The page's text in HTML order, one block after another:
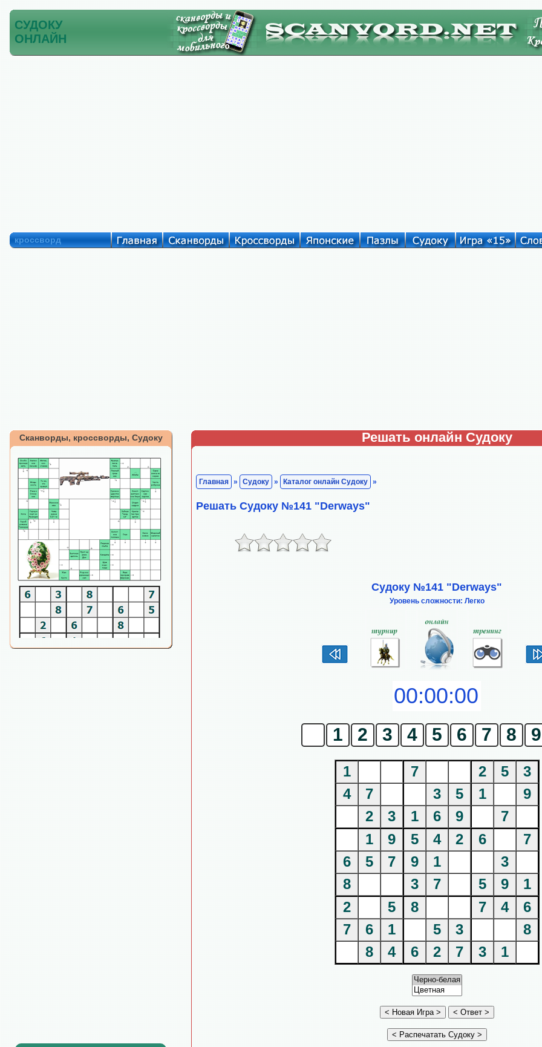
СУДОКУ
ОНЛАЙН
кроссворд
Сканворды, кроссворды, Судоку Решать онлайн Судоку
Главная » Судоку » Каталог онлайн Судоку »
Решать Судоку №141 "Derways"
Судоку №141 "Derways"
Уровень сложности: Легко
1 2 3 4 5 6 7 8 9
1 7 2 5
3
4
7 3 5 1
9
2
3 1 6 9
7
1
9 5 4 2 6
7
6
5 7 9 1
3
8
3 7 5 9
1
2
5 8 7 4
6
7
6 1 5 3
8
8
4 6 2 7 3 1